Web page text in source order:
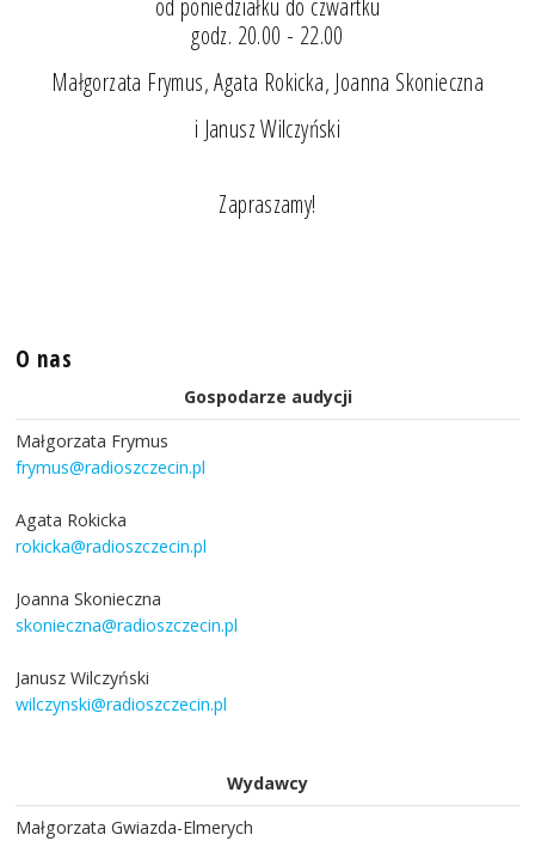
od poniedziałku do czwartku
godz. 20.00 - 22.00
Małgorzata Frymus, Agata Rokicka, Joanna Skonieczna
i Janusz Wilczyński
Zapraszamy!
O nas
Gospodarze audycji
Małgorzata Frymus
frymus@radioszczecin.pl
Agata Rokicka
rokicka@radioszczecin.pl
Joanna Skonieczna
skonieczna@radioszczecin.pl
Janusz Wilczyński
wilczynski@radioszczecin.pl
Wydawcy
Małgorzata Gwiazda-Elmerych